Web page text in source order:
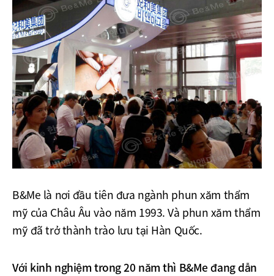
B&Me là nơi đầu tiên đưa ngành phun xăm thẩm
mỹ của Châu Âu vào năm 1993. Và phun xăm thẩm
mỹ đã trở thành trào lưu tại Hàn Quốc.
Với kinh nghiệm trong 20 năm thì B&Me đang dẫn